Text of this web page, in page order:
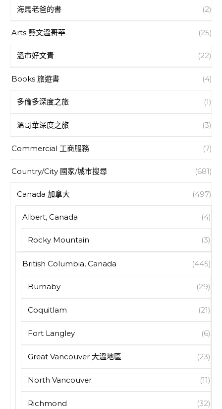
海馬老爸的書 (2)
Arts 藝文溫哥華 (25)
溫市好文青 (22)
Books 旅遊書 (4)
多倫多深度之旅 (1)
溫哥華深度之旅 (3)
Commercial 工商服務 (7)
Country/City 國家/城市搜尋 (681)
Canada 加拿大 (497)
Albert, Canada (4)
Rocky Mountain (3)
British Columbia, Canada (445)
Burnaby (29)
Coquitlam (21)
Fort Langley (6)
Great Vancouver 大溫地區 (23)
North Vancouver (11)
Richmond (32)